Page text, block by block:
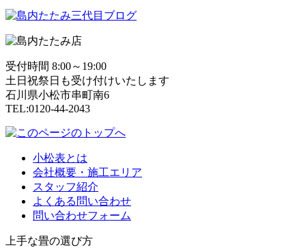
受付時間 8:00～19:00
土日祝祭日も受け付けいたします
石川県小松市串町南6
TEL:0120-44-2043
小松表とは
会社概要・施工エリア
スタッフ紹介
よくある問い合わせ
問い合わせフォーム
上手な畳の選び方